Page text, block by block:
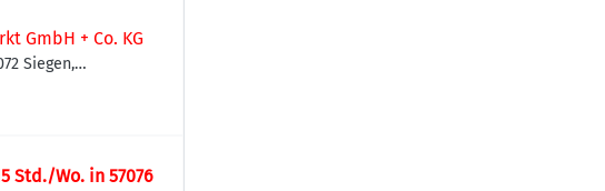
GmbH + Co. KG
Siegen,
Std./Wo. in 57076